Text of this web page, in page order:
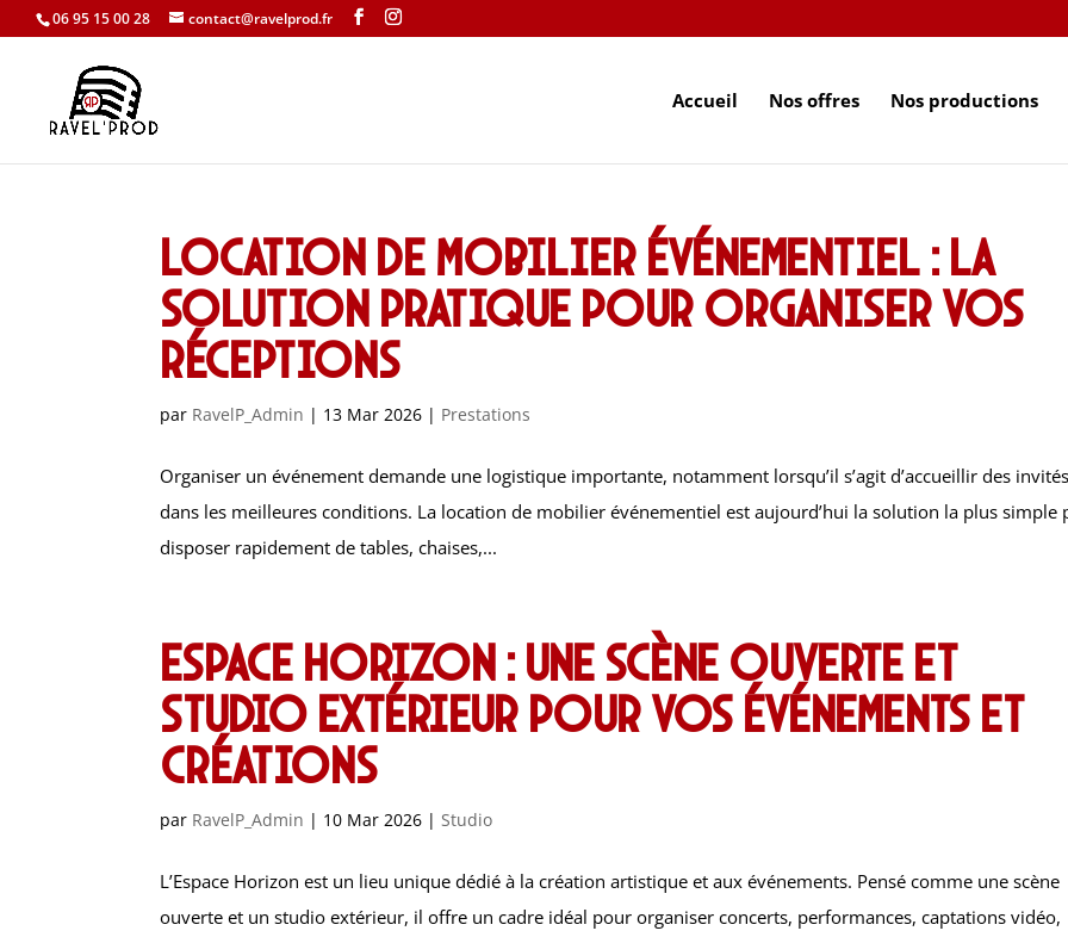
06 95 15 00 28 contact@ravelprod.fr
Accueil Nos offres Nos productions
Location de mobilier événementiel : la
solution pratique pour organiser vos
réceptions
par RavelP_Admin | 13 Mar 2026 | Prestations
Organiser un événement demande une logistique importante, notamment lorsqu’il s’agit d’accueillir des
dans les meilleures conditions. La location de mobilier événementiel est aujourd’hui la solution la plus simple
disposer rapidement de tables, chaises,...
Espace Horizon : une scène ouverte et
studio extérieur pour vos événements et
créations
par RavelP_Admin | 10 Mar 2026 |Studio
L’Espace Horizon est un lieu unique dédié à la création artistique et aux événements. Pensé comme une scène
ouverte et un studio extérieur, il offre un cadre idéal pour organiser concerts, performances, captations vidéo,